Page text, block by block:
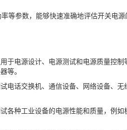
等参数，能够快速准确地评估开关电源
于电源设计、电源测试和电源质量控制
等。
电话交换机、通信设备、网络设备、
各种工业设备的电源性能和质量，例